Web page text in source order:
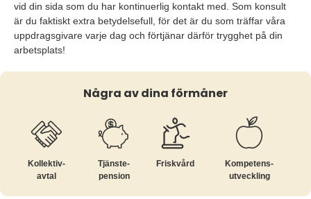
vid din sida som du har kontinuerlig kontakt med. Som konsult
är du faktiskt extra betydelsefull, för det är du som träffar våra
uppdragsgivare varje dag och förtjänar därför trygghet på din
arbetsplats!
Några av dina förmåner
Kollektiv­
avtal
Tjänste­
pension
Friskvård
Kompetens­
utveckling